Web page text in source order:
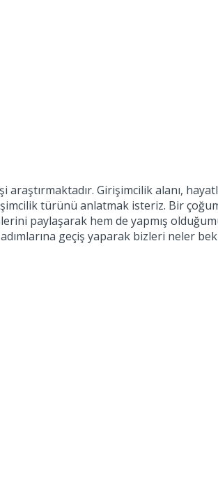
Girişimcilik alanı,
türünü anlatmak isteriz. Bir
paylaşarak hem de yapmış
geçiş yaparak bizleri neler